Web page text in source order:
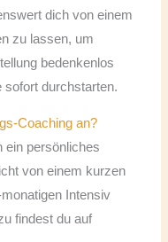
dich von einem
zu lassen, um
bedenkenlos
sofort durchstarten.
Coaching an?
ein persönliches
von einem kurzen
Intensiv
findest du auf